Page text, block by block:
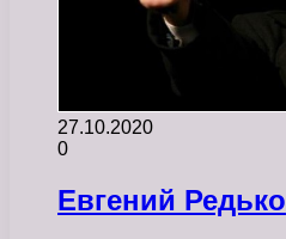
27.10.2020
0
Евгений Редько